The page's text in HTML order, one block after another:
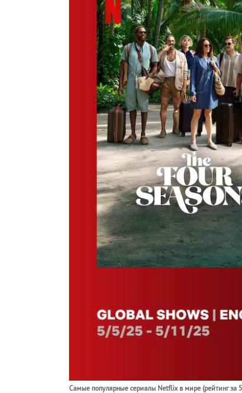
Самые популярные сериалы Netflix в мире (рейтинг за